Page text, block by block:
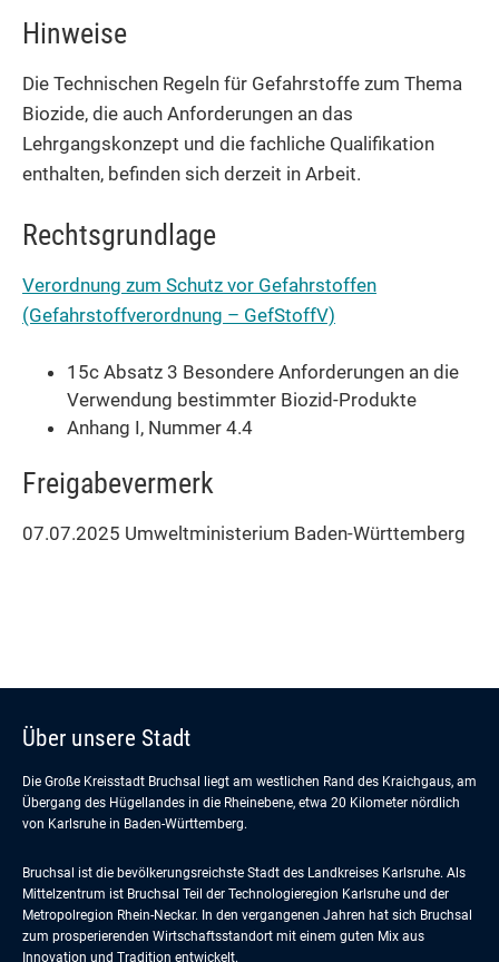
Hinweise
Die Technischen Regeln für Gefahrstoffe zum Thema
Biozide, die auch Anforderungen an das
Lehrgangskonzept und die fachliche Qualifikation
enthalten, befinden sich derzeit in Arbeit.
Rechtsgrundlage
Verordnung zum Schutz vor Gefahrstoffen
(Gefahrstoffverordnung – GefStoffV)
15c Absatz 3 Besondere Anforderungen an die
Verwendung bestimmter Biozid-Produkte
Anhang I, Nummer 4.4
Freigabevermerk
07.07.2025 Umweltministerium Baden-Württemberg
Über unsere Stadt
Die Große Kreisstadt Bruchsal liegt am westlichen Rand des Kraichgaus, am
Übergang des Hügellandes in die Rheinebene, etwa 20 Kilometer nördlich
von Karlsruhe in Baden-Württemberg.
Bruchsal ist die bevölkerungsreichste Stadt des Landkreises Karlsruhe. Als
Mittelzentrum ist Bruchsal Teil der Technologieregion Karlsruhe und der
Metropolregion Rhein-Neckar. In den vergangenen Jahren hat sich Bruchsal
zum prosperierenden Wirtschaftsstandort mit einem guten Mix aus
Innovation und Tradition entwickelt.